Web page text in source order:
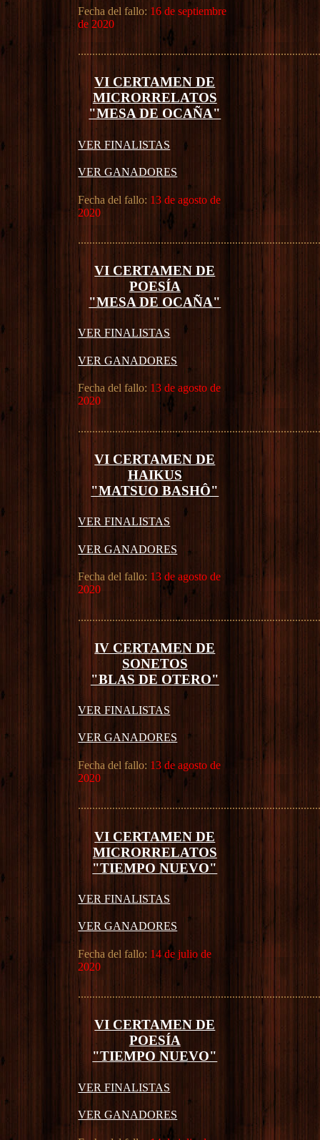
Fecha del fallo: 16 de septiembre
de 2020
VI CERTAMEN DE
MICRORRELATOS
"MESA DE OCAÑA"
VER FINALISTAS
VER GANADORES
Fecha del fallo: 13 de agosto de
2020
VI CERTAMEN DE
POESÍA
"MESA DE OCAÑA"
VER FINALISTAS
VER GANADORES
Fecha del fallo: 13 de agosto de
2020
VI CERTAMEN DE
HAIKUS
"MATSUO BASHÔ"
VER FINALISTAS
VER GANADORES
Fecha del fallo: 13 de agosto de
2020
IV CERTAMEN DE
SONETOS
"BLAS DE OTERO"
VER FINALISTAS
VER GANADORES
Fecha del fallo: 13 de agosto de
2020
VI CERTAMEN DE
MICRORRELATOS
"TIEMPO NUEVO"
VER FINALISTAS
VER GANADORES
Fecha del fallo: 14 de julio de
2020
VI CERTAMEN DE
POESÍA
"TIEMPO NUEVO"
VER FINALISTAS
VER GANADORES